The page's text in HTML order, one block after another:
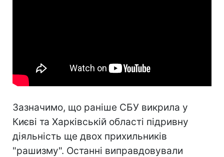
Зазначимо, що раніше СБУ викрила у
Києві та Харківській області підривну
діяльність ще двох прихильників
"рашизму". Останні виправдовували